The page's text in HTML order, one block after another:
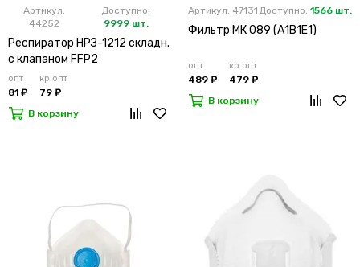
Артикул:
44252
Доступно:
9999 шт.
Респиратор НРЗ-1212 складн.
с клапаном FFP2
опт
81 ₽
кр.опт
79 ₽
В корзину
Артикул: 47131 Доступно: 1566 шт.
Фильтр МК 089 (А1В1Е1)
опт
489 ₽
кр.опт
479 ₽
В корзину